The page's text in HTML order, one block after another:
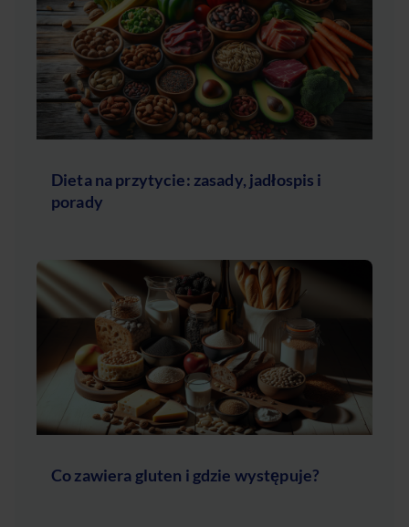
Dieta na przytycie: zasady, jadłospis i
porady
Co zawiera gluten i gdzie występuje?